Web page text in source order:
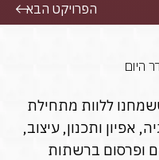
הפרויקט הבא
היום
ללוות מתחילת
אפיון ותכנון, עיצוב,
ופרסום ברשתות